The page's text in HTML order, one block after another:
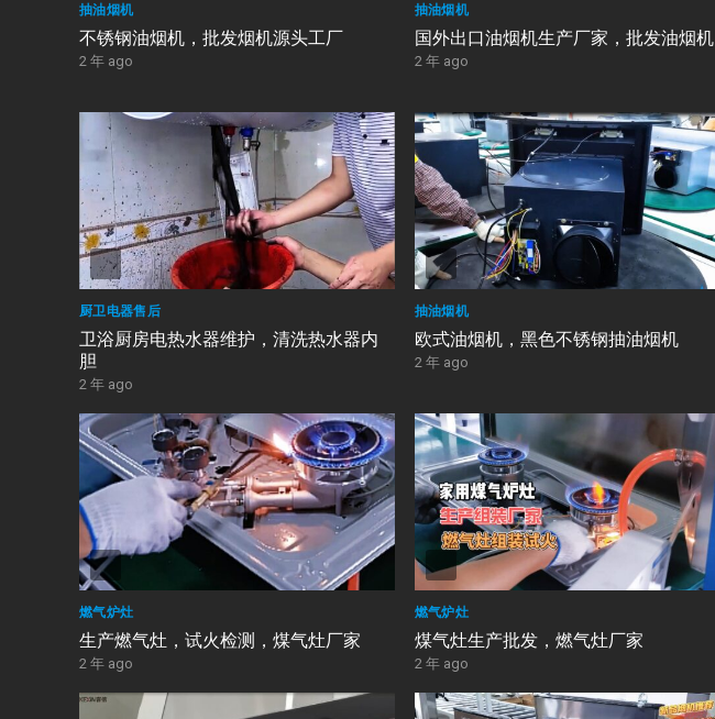
抽油烟机
不锈钢油烟机，批发烟机源头工厂
2 年 ago
抽油烟机
国外出口油烟机生产厂家，批发油烟机
2 年 ago
厨卫电器售后
卫浴厨房电热水器维护，清洗热水器内
胆
2 年 ago
抽油烟机
欧式油烟机，黑色不锈钢抽油烟机
2 年 ago
燃气炉灶
生产燃气灶，试火检测，煤气灶厂家
2 年 ago
燃气炉灶
煤气灶生产批发，燃气灶厂家
2 年 ago